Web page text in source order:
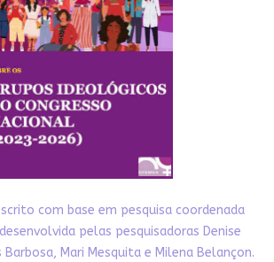
com base em pesquisa coordenada
desenvolvida pelas pesquisadoras Denise
Barbosa, Mari Mesquita e Milena Belançon.